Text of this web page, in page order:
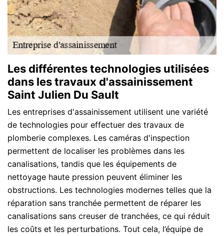
Les différentes technologies utilisées
dans les travaux d'assainissement
Saint Julien Du Sault
Les entreprises d'assainissement utilisent une variété
de technologies pour effectuer des travaux de
plomberie complexes. Les caméras d'inspection
permettent de localiser les problèmes dans les
canalisations, tandis que les équipements de
nettoyage haute pression peuvent éliminer les
obstructions. Les technologies modernes telles que la
réparation sans tranchée permettent de réparer les
canalisations sans creuser de tranchées, ce qui réduit
les coûts et les perturbations. Tout cela, l’équipe de